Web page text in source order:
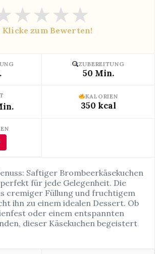
★★★★
Klicke zum Bewerten!
ZUBEREITUNG
50 Min.
KALORIEN
350 kcal
Saftiger Brombeerkäsekuchen
für jede Gelegenheit. Die
cremiger Füllung und fruchtigem
ihn zu einem idealen Dessert. Ob
oder einem entspannten
dieser Käsekuchen begeistert